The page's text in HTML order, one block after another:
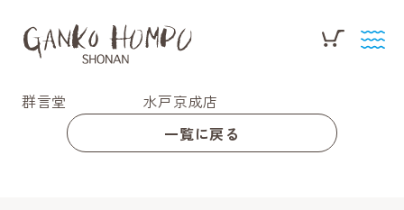
群言堂 水戸京成店
一覧に戻る